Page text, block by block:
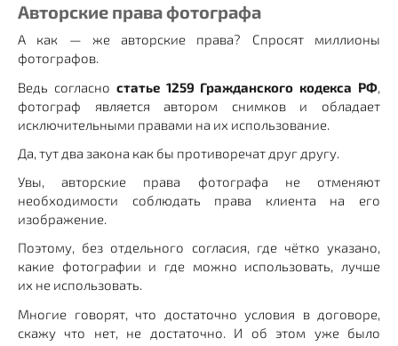
Авторские права фотографа
А как — же авторские права? Спросят миллионы
фотографов.
Ведь согласно статье 1259 Гражданского кодекса РФ
фотограф является автором снимков и обладает
исключительными правами на их использование.
Да, тут два закона как бы противоречат друг другу.
Увы, авторские права фотографа не отменяют
необходимости соблюдать права клиента на его
изображение.
Поэтому, без отдельного согласия, где чётко указано,
какие фотографии и где можно использовать, лучше
их не использовать.
Многие говорят, что достаточно условия в договоре,
скажу что нет, не достаточно. И об этом уже было